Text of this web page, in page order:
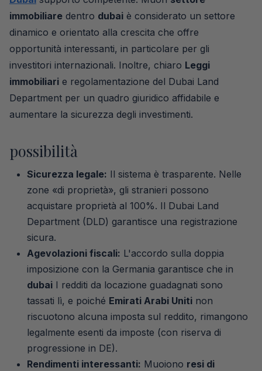
immobiliare dentro dubai è considerato un settore
dinamico e orientato alla crescita che offre
opportunità interessanti, in particolare per gli
investitori internazionali. Inoltre, chiaro Leggi
immobiliari e regolamentazione del Dubai Land
Department per un quadro giuridico affidabile e
aumentare la sicurezza degli investimenti.
possibilità
Sicurezza legale: Il sistema è trasparente. Nelle
zone «di proprietà», gli stranieri possono
acquistare proprietà al 100%. Il Dubai Land
Department (DLD) garantisce una registrazione
sicura.
Agevolazioni fiscali: L'accordo sulla doppia
imposizione con la Germania garantisce che in
dubai I redditi da locazione guadagnati sono
tassati lì, e poiché Emirati Arabi Uniti non
riscuotono alcuna imposta sul reddito, rimangono
legalmente esenti da imposte (con riserva di
progressione in DE).
Rendimenti interessanti: Muoiono resi di